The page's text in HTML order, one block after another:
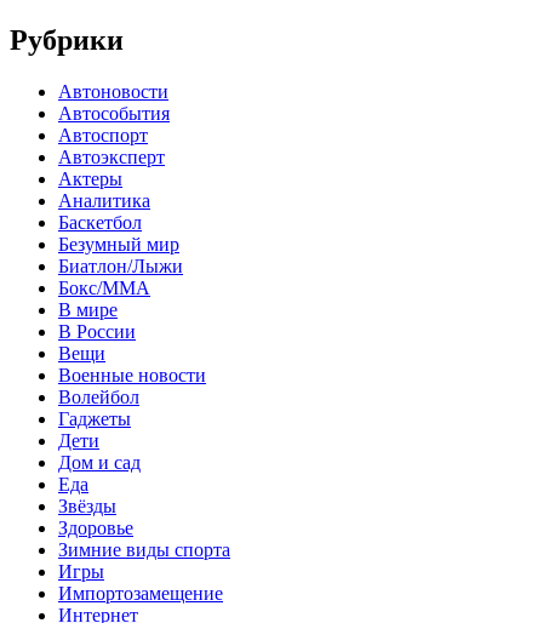
Рубрики
Автоновости
Автособытия
Автоспорт
Автоэксперт
Актеры
Аналитика
Баскетбол
Безумный мир
Биатлон/Лыжи
Бокс/MMA
В мире
В России
Вещи
Военные новости
Волейбол
Гаджеты
Дети
Дом и сад
Еда
Звёзды
Здоровье
Зимние виды спорта
Игры
Импортозамещение
Интернет